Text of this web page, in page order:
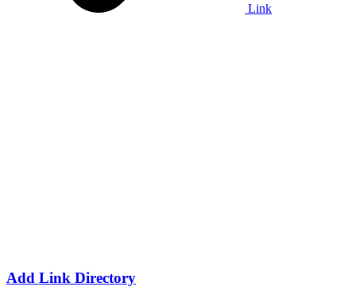
Link
Add Link Directory